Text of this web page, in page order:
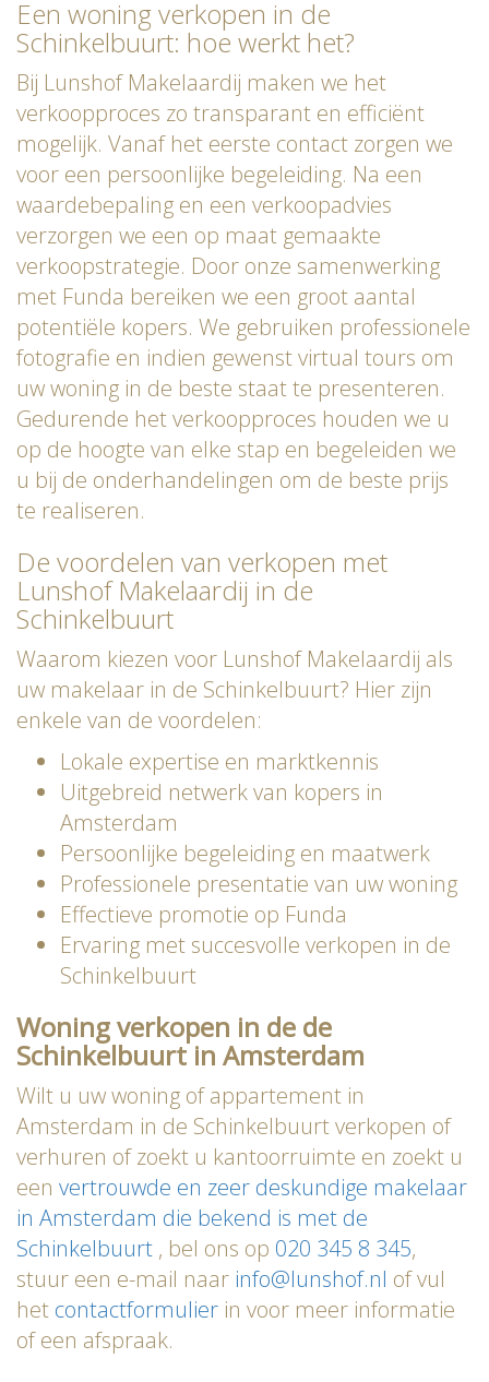
Een woning verkopen in de
Schinkelbuurt: hoe werkt het?
Bij Lunshof Makelaardij maken we het
verkoopproces zo transparant en efficiënt
mogelijk. Vanaf het eerste contact zorgen we
voor een persoonlijke begeleiding. Na een
waardebepaling en een verkoopadvies
verzorgen we een op maat gemaakte
verkoopstrategie. Door onze samenwerking
met Funda bereiken we een groot aantal
potentiële kopers. We gebruiken professionele
fotografie en indien gewenst virtual tours om
uw woning in de beste staat te presenteren.
Gedurende het verkoopproces houden we u
op de hoogte van elke stap en begeleiden we
u bij de onderhandelingen om de beste prijs
te realiseren.
De voordelen van verkopen met
Lunshof Makelaardij in de
Schinkelbuurt
Waarom kiezen voor Lunshof Makelaardij als
uw makelaar in de Schinkelbuurt? Hier zijn
enkele van de voordelen:
Lokale expertise en marktkennis
Uitgebreid netwerk van kopers in
Amsterdam
Persoonlijke begeleiding en maatwerk
Professionele presentatie van uw woning
Effectieve promotie op Funda
Ervaring met succesvolle verkopen in de
Schinkelbuurt
Woning verkopen in de de
Schinkelbuurt in Amsterdam
Wilt u uw woning of appartement in
Amsterdam in de Schinkelbuurt verkopen of
verhuren of zoekt u kantoorruimte en zoekt u
een vertrouwde en zeer deskundige makelaar
in Amsterdam die bekend is met de
Schinkelbuurt , bel ons op 020 345 8 345,
stuur een e-mail naar info@lunshof.nl of vul
het contactformulier in voor meer informatie
of een afspraak.